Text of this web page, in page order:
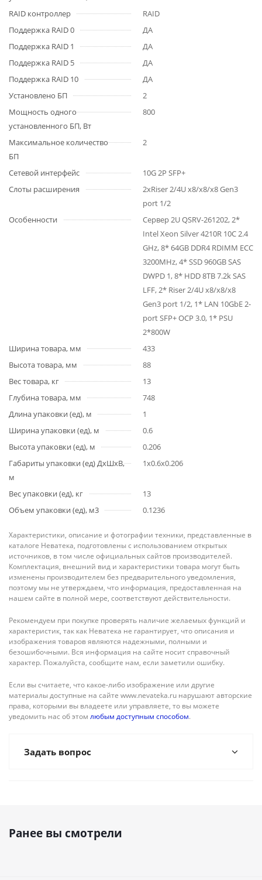
RAID контроллер
RAID
Поддержка RAID 0
ДА
Поддержка RAID 1
ДА
Поддержка RAID 5
ДА
Поддержка RAID 10
ДА
Установлено БП
2
Мощность одного
установленного БП, Вт
800
Максимальное количество
БП
2
Сетевой интерфейс
10G 2P SFP+
Слоты расширения
2хRiser 2/4U x8/x8/x8 Gen3
port 1/2
Особенности
Сервер 2U QSRV-261202, 2*
Intel Xeon Silver 4210R 10C 2.4
GHz, 8* 64GB DDR4 RDIMM ECC
3200MHz, 4* SSD 960GB SAS
DWPD 1, 8* HDD 8TB 7.2k SAS
LFF, 2* Riser 2/4U x8/x8/x8
Gen3 port 1/2, 1* LAN 10GbE 2-
port SFP+ OCP 3.0, 1* PSU
2*800W
Ширина товара, мм
433
Высота товара, мм
88
Вес товара, кг
13
Глубина товара, мм
748
Длина упаковки (ед), м
1
Ширина упаковки (ед), м
0.6
Высота упаковки (ед), м
0.206
Габариты упаковки (ед) ДхШхВ,
м
1x0.6x0.206
Вес упаковки (ед), кг
13
Объем упаковки (ед), м3
0.1236
Характеристики, описание и фотографии техники, представленные в
каталоге Неватека, подготовлены с использованием открытых
источников, в том числе официальных сайтов производителей.
Комплектация, внешний вид и характеристики товара могут быть
изменены производителем без предварительного уведомления,
поэтому мы не утверждаем, что информация, предоставленная на
нашем сайте в полной мере, соответствуют действительности.
Рекомендуем при покупке проверять наличие желаемых функций и
характеристик, так как Неватека не гарантирует, что описания и
изображения товаров являются надежными, полными и
безошибочными. Вся информация на сайте носит справочный
характер. Пожалуйста, сообщите нам, если заметили ошибку.
Если вы считаете, что какое-либо изображение или другие
материалы доступные на сайте www.nevateka.ru нарушают авторские
права, которыми вы владеете или управляете, то вы можете
уведомить нас об этом любым доступным способом.
Задать вопрос
Ранее вы смотрели